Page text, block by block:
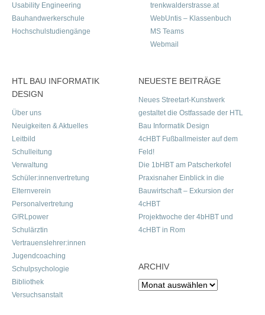
Usability Engineering
Bauhandwerkerschule
Hochschulstudiengänge
trenkwalderstrasse.at
WebUntis – Klassenbuch
MS Teams
Webmail
HTL BAU INFORMATIK
DESIGN
Über uns
Neuigkeiten & Aktuelles
Leitbild
Schulleitung
Verwaltung
Schüler:innenvertretung
Elternverein
Personalvertretung
G!RLpower
Schulärztin
Vertrauenslehrer:innen
Jugendcoaching
Schulpsychologie
Bibliothek
Versuchsanstalt
NEUESTE BEITRÄGE
Neues Streetart-Kunstwerk
gestaltet die Ostfassade der HTL
Bau Informatik Design
4cHBT Fußballmeister auf dem
Feld!
Die 1bHBT am Patscherkofel
Praxisnaher Einblick in die
Bauwirtschaft – Exkursion der
4cHBT
Projektwoche der 4bHBT und
4cHBT in Rom
ARCHIV
Archiv